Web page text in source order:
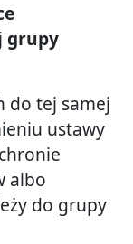
grupy
do tej samej
ustawy
albo
do grupy